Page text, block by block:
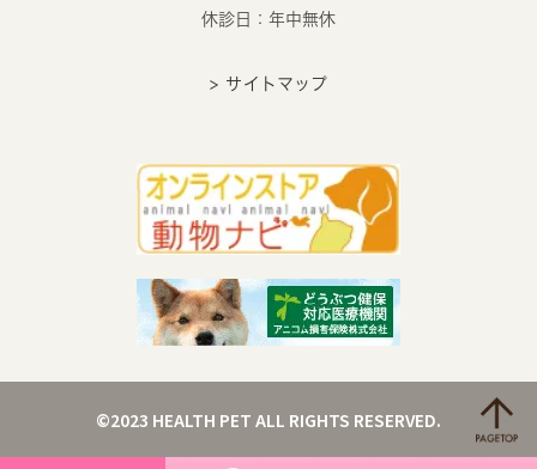
休診日：年中無休
> サイトマップ
©2023 HEALTH PET ALL RIGHTS RESERVED.